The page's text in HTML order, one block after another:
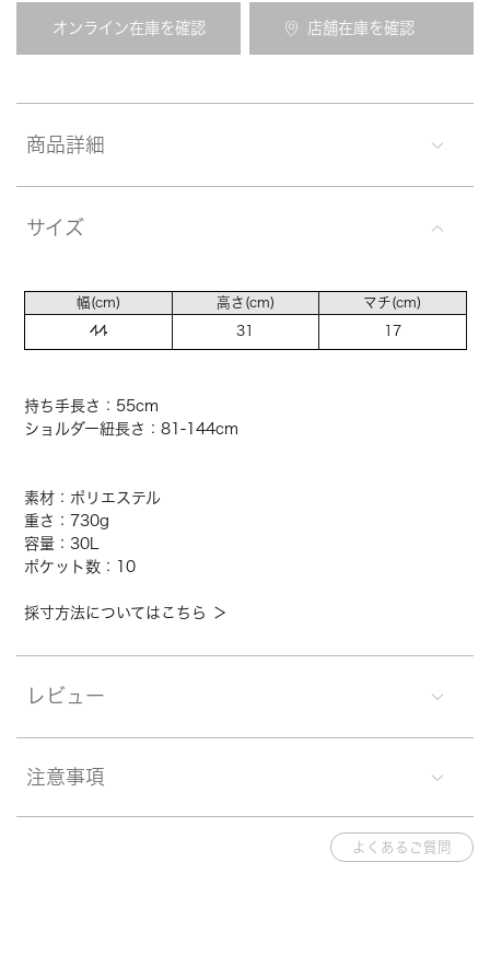
オンライン在庫を確認 店舗在庫を確認
商品詳細
サイズ
幅(cm)
44
高さ(cm)
31
マチ(cm)
17
持ち手長さ：55cm
ショルダー紐長さ：81-144cm
素材：ポリエステル
重さ：730g
容量：30L
ポケット数：10
採寸方法についてはこちら ＞
レビュー
注意事項
よくあるご質問